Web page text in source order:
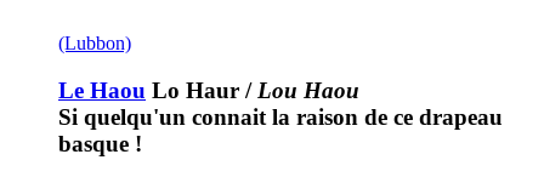
(Lubbon)
Le Haou Lo Haur / Lou Haou
Si quelqu'un connait la raison de ce drapeau
basque !